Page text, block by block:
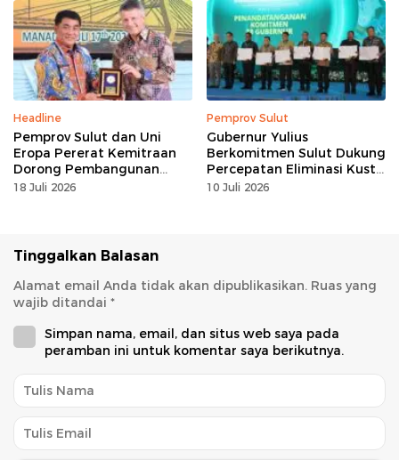
Headline
Pemprov Sulut dan Uni
Eropa Pererat Kemitraan
Dorong Pembangunan
Berkelanjutan
18 Juli 2026
Pemprov Sulut
Gubernur Yulius
Berkomitmen Sulut Dukung
Percepatan Eliminasi Kusta
dan Hapus Stigma
10 Juli 2026
Tinggalkan Balasan
Alamat email Anda tidak akan dipublikasikan. Ruas yang
wajib ditandai *
Simpan nama, email, dan situs web saya pada
peramban ini untuk komentar saya berikutnya.